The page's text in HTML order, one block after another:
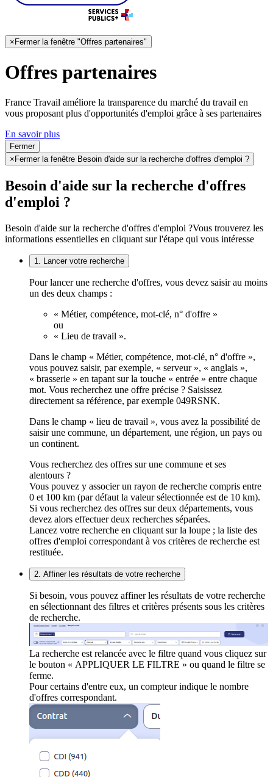
× Fermer la fenêtre "Offres partenaires"
Offres partenaires
France Travail améliore la transparence du marché du travail en
vous proposant plus d'opportunités d'emploi grâce à ses partenaires
En savoir plus
Fermer
× Fermer la fenêtre Besoin d'aide sur la recherche d'offres d'emploi ?
Besoin d'aide sur la recherche d'offres
d'emploi ?
Besoin d'aide sur la recherche d'offres d'emploi ?Vous trouverez les
informations essentielles en cliquant sur l'étape qui vous intéresse
1. Lancer votre recherche
Pour lancer une recherche d'offres, vous devez saisir au moins
un des deux champs :
« Métier, compétence, mot-clé, n° d'offre »
ou
« Lieu de travail ».
Dans le champ « Métier, compétence, mot-clé, n° d'offre »,
vous pouvez saisir, par exemple, « serveur », « anglais »,
« brasserie » en tapant sur la touche « entrée » entre chaque
mot. Vous recherchez une offre précise ? Saisissez
directement sa référence, par exemple 049RSNK.
Dans le champ « lieu de travail », vous avez la possibilité de
saisir une commune, un département, une région, un pays ou
un continent.
Vous recherchez des offres sur une commune et ses
alentours ?
Vous pouvez y associer un rayon de recherche compris entre
0 et 100 km (par défaut la valeur sélectionnée est de 10 km).
Si vous recherchez des offres sur deux départements, vous
devez alors effectuer deux recherches séparées.
Lancez votre recherche en cliquant sur la loupe ; la liste des
offres d'emploi correspondant à vos critères de recherche est
restituée.
2. Affiner les résultats de votre recherche
Si besoin, vous pouvez affiner les résultats de votre recherche
en sélectionnant des filtres et critères présents sous les critères
de recherche.
La recherche est relancée avec le filtre quand vous cliquez sur
le bouton « APPLIQUER LE FILTRE » ou quand le filtre se
ferme.
Pour certains d'entre eux, un compteur indique le nombre
d'offres correspondant.